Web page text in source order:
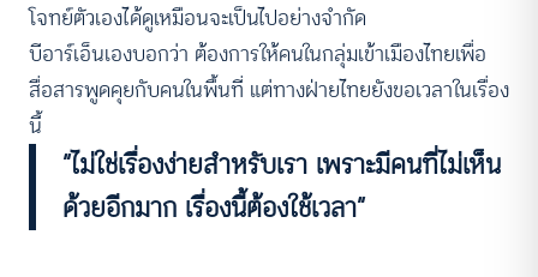
โจทย์ตัวเองได้ดูเหมือนจะเป็นไปอย่างจำกัด
บีอาร์เอ็นเองบอกว่า ต้องการให้คนในกลุ่มเข้าเมืองไทยเพื่อ
สื่อสารพูดคุยกับคนในพื้นที่ แต่ทางฝ่ายไทยยังขอเวลาในเรื่อง
นี้
“ไม่ใช่เรื่องง่ายสำหรับเรา เพราะมีคนที่ไม่เห็น
ด้วยอีกมาก เรื่องนี้ต้องใช้เวลา”